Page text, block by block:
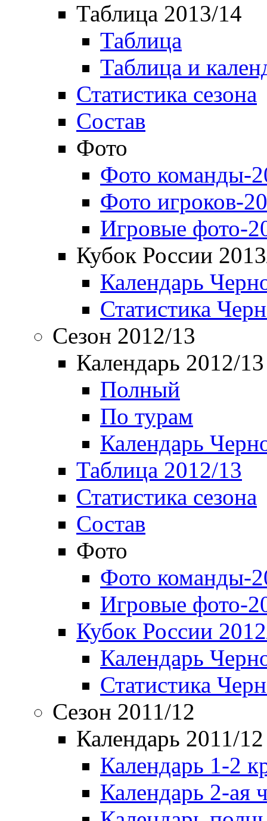
Таблица 2013/14
Таблица
Таблица и
Статистика сезона
Состав
Фото
Фото команды-
Фото игроков-
Игровые фото-
Кубок России
Календарь
Статистика
Сезон 2012/13
Календарь 2012/13
Полный
По турам
Календарь
Таблица 2012/13
Статистика сезона
Состав
Фото
Фото команды-
Игровые фото-
Кубок России
Календарь
Статистика
Сезон 2011/12
Календарь 2011/12
Календарь 1-2
Календарь 2-ая